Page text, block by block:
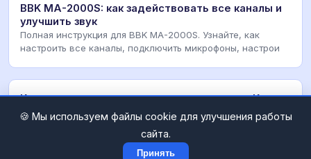
BBK MA-2000S: как задействовать все каналы и
улучшить звук
Полная инструкция для BBK MA-2000S. Узнайте, как
настроить все каналы, подключить микрофоны, настрои
Как установить приложения на телевизор Киви:
Полная инструкция
Подробный гид по установке APK-файлов на телевизоры
Kiwi. Настройка сторонних источников, работа с ф
🍪 Мы используем файлы cookie для улучшения работы
сайта.
Принять